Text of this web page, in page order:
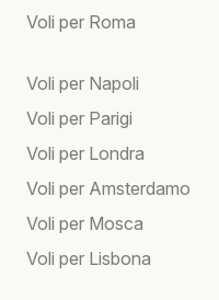
Voli per Roma
Voli per Napoli
Voli per Parigi
Voli per Londra
Voli per Amsterdamo
Voli per Mosca
Voli per Lisbona